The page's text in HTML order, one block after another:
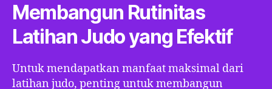
Membangun Rutinitas
Latihan Judo yang Efektif
Untuk mendapatkan manfaat maksimal dari
latihan judo, penting untuk membangun